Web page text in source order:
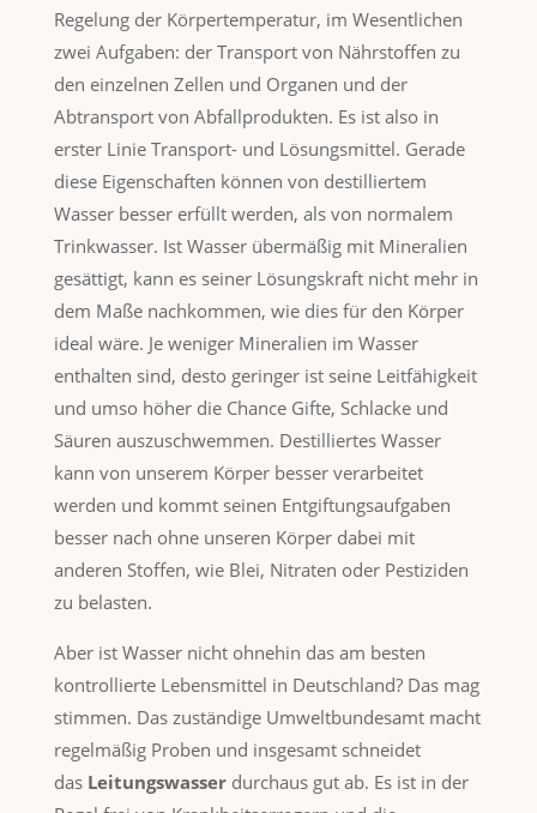
Regelung der Körpertemperatur, im Wesentlichen
zwei Aufgaben: der Transport von Nährstoffen zu
den einzelnen Zellen und Organen und der
Abtransport von Abfallprodukten. Es ist also in
erster Linie Transport- und Lösungsmittel. Gerade
diese Eigenschaften können von destilliertem
Wasser besser erfüllt werden, als von normalem
Trinkwasser. Ist Wasser übermäßig mit Mineralien
gesättigt, kann es seiner Lösungskraft nicht mehr in
dem Maße nachkommen, wie dies für den Körper
ideal wäre. Je weniger Mineralien im Wasser
enthalten sind, desto geringer ist seine Leitfähigkeit
und umso höher die Chance Gifte, Schlacke und
Säuren auszuschwemmen. Destilliertes Wasser
kann von unserem Körper besser verarbeitet
werden und kommt seinen Entgiftungsaufgaben
besser nach ohne unseren Körper dabei mit
anderen Stoffen, wie Blei, Nitraten oder Pestiziden
zu belasten.
Aber ist Wasser nicht ohnehin das am besten
kontrollierte Lebensmittel in Deutschland? Das mag
stimmen. Das zuständige Umweltbundesamt macht
regelmäßig Proben und insgesamt schneidet
das Leitungswasserdurchaus gut ab. Es ist in der